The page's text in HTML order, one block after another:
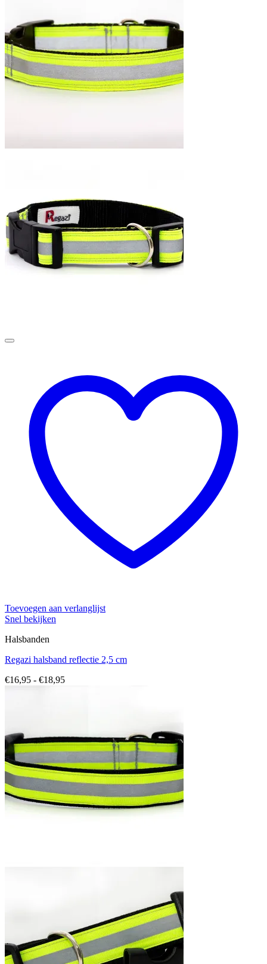
Toevoegen aan verlanglijst
Snel bekijken
Halsbanden
Regazi halsband reflectie 2,5 cm
€16,95 - €18,95Prijsklasse: